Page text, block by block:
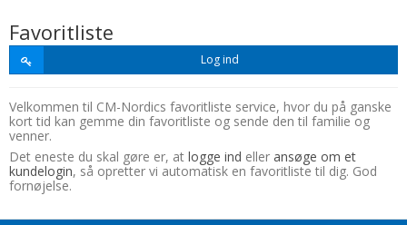
Favoritliste
Log ind
Velkommen til CM-Nordics favoritliste service, hvor du på ganske
kort tid kan gemme din favoritliste og sende den til familie og
venner.
Det eneste du skal gøre er, at logge ind eller ansøge om et
kundelogin, så opretter vi automatisk en favoritliste til dig. God
fornøjelse.